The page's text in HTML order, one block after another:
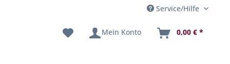
Service/Hilfe
Mein Konto 0,00 € *